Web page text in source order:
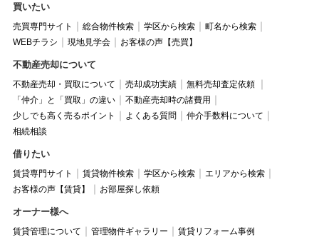
買いたい
売買専門サイト 総合物件検索 学区から検索
町名から検索
WEBチラシ
現地見学会 お客様の声【売買】
不動産売却について
不動産売却・買取について 売却成功実績
無料売却査定依頼
「仲介」と「買取」の違い
不動産売却時の諸費用
少しでも高く売るポイント
よくある質問
仲介手数料について
相続相談
借りたい
賃貸専門サイト 賃貸物件検索 学区から検索
エリアから検索
お客様の声【賃貸】
お部屋探し依頼
オーナー様へ
賃貸管理について 管理物件ギャラリー 賃貸リフォーム事例